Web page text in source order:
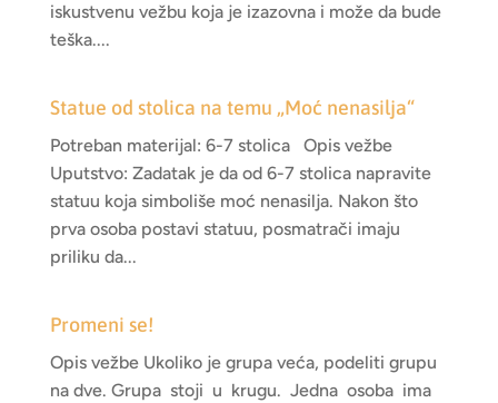
iskustvenu vežbu koja je izazovna i može da bude
teška....
Statue od stolica na temu „Moć nenasilja“
Potreban materijal: 6-7 stolica Opis vežbe
Uputstvo: Zadatak je da od 6-7 stolica napravite
statuu koja simboliše moć nenasilja. Nakon što
prva osoba postavi statuu, posmatrači imaju
priliku da...
Promeni se!
Opis vežbe Ukoliko je grupa veća, podeliti grupu
na dve. Grupa stoji u krugu. Jedna osoba ima